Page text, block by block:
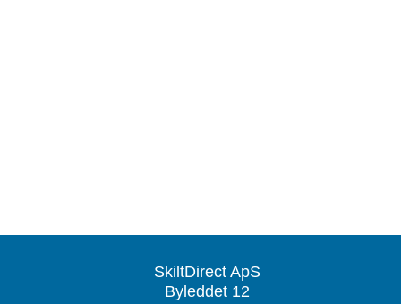
SkiltDirect ApS
Byleddet 12